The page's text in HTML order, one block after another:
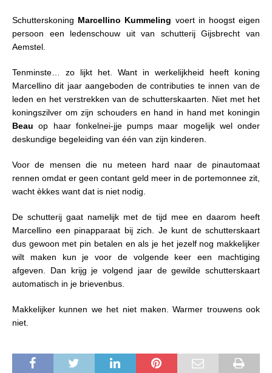
Schutterskoning Marcellino Kummeling voert in hoogst eigen
persoon een ledenschouw uit van schutterij Gijsbrecht van
Aemstel.
Tenminste… zo lijkt het. Want in werkelijkheid heeft koning
Marcellino dit jaar aangeboden de contributies te innen van de
leden en het verstrekken van de schutterskaarten. Niet met het
koningszilver om zijn schouders en hand in hand met koningin
Beau op haar fonkelnei-jje pumps maar mogelijk wel onder
deskundige begeleiding van één van zijn kinderen.
Voor de mensen die nu meteen hard naar de pinautomaat
rennen omdat er geen contant geld meer in de portemonnee zit,
wacht èkkes want dat is niet nodig.
De schutterij gaat namelijk met de tijd mee en daarom heeft
Marcellino een pinapparaat bij zich. Je kunt de schutterskaart
dus gewoon met pin betalen en als je het jezelf nog makkelijker
wilt maken kun je voor de volgende keer een machtiging
afgeven. Dan krijg je volgend jaar de gewilde schutterskaart
automatisch in je brievenbus.
Makkelijker kunnen we het niet maken. Warmer trouwens ook
niet.